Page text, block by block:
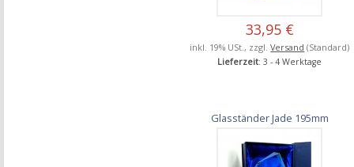
33,95 €
inkl. 19% USt., zzgl.Versand (Standard)
Lieferzeit: 3 - 4 Werktage
Glasständer Jade 195mm